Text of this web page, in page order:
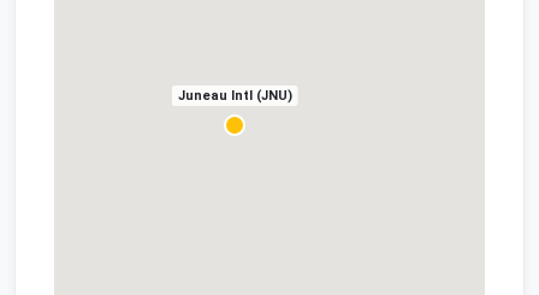
Juneau Intl (JNU)